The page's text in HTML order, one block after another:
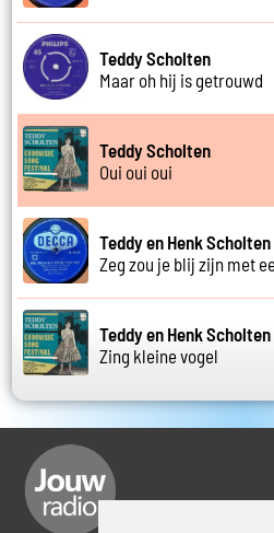
Teddy Scholten
Maar oh hij is getrouwd
Teddy Scholten
Oui oui oui
Teddy en Henk Scholten
Zeg zou je blij zijn met
Teddy en Henk Scholten
Zing kleine vogel